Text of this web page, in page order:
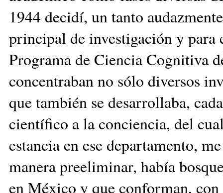
1944 decidí, un tanto
principal de investigación y para
Programa de Ciencia Cognitiva
concentraban no sólo diversos
que también se desarrollaba,
científico a la conciencia, del
estancia en ese departamento,
manera preeliminar, había
en México y que conforman,